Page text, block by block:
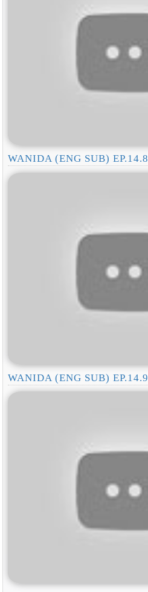
WANIDA (ENG SUB) EP.14.8
WANIDA (ENG SUB) EP.14.9